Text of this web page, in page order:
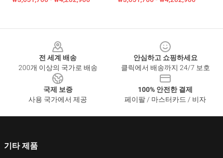
전 세계 배송
200개 이상의 국가로 배송
안심하고 쇼핑하세요
클릭에서 배송까지 24/7 보호
국제 보증
사용 국가에서 제공
100% 안전한 결제
페이팔 / 마스터카드 / 비자
기타 제품